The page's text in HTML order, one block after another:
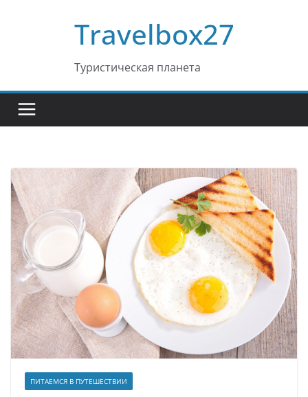
Travelbox27
Туристическая планета
ПИТАЕМСЯ В ПУТЕШЕСТВИИ